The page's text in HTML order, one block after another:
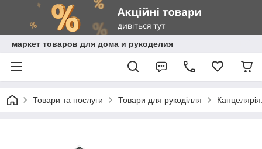
маркет товаров для дома и рукоделия
Товари та послуги Товари для рукоділля